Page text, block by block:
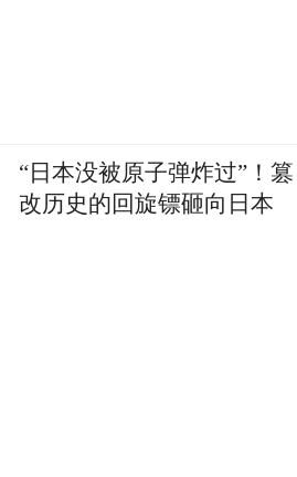
“日本没被原子弹炸过”！篡
改历史的回旋镖砸向日本